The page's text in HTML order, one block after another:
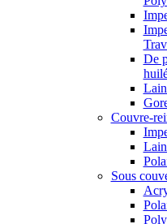
De
Couvre-
Sous